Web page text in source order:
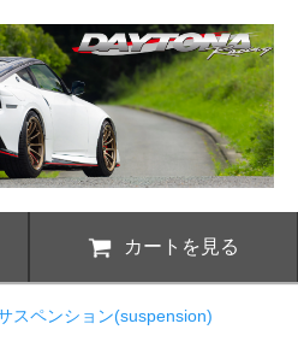
カートを見る
スペンション(suspension)